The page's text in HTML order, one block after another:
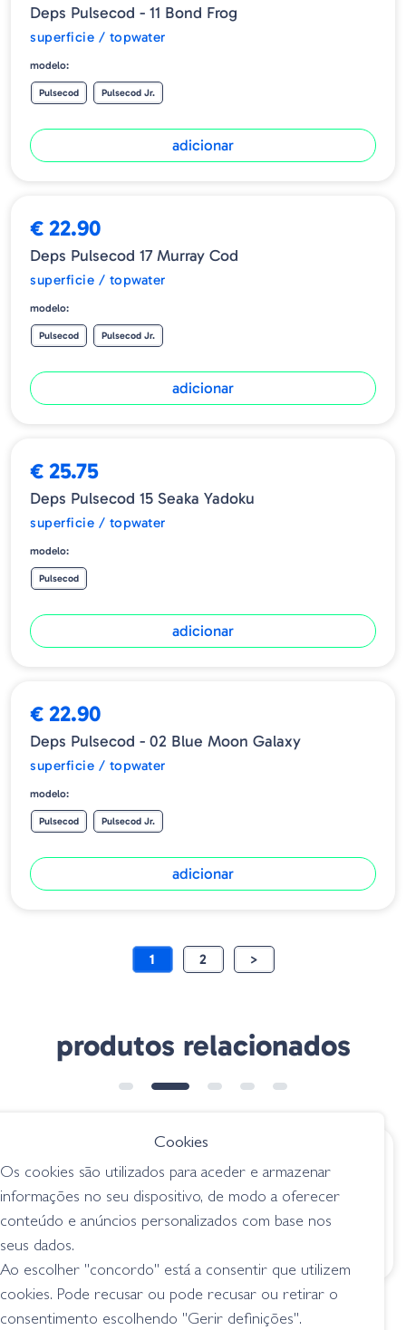
Deps Pulsecod - 11 Bond Frog
superficie / topwater
modelo:
Pulsecod Pulsecod Jr.
adicionar
€ 22.90
Deps Pulsecod 17 Murray Cod
superficie / topwater
modelo:
Pulsecod Pulsecod Jr.
adicionar
€ 25.75
Deps Pulsecod 15 Seaka Yadoku
superficie / topwater
modelo:
Pulsecod
adicionar
€ 22.90
Deps Pulsecod - 02 Blue Moon Galaxy
superficie / topwater
modelo:
Pulsecod Pulsecod Jr.
adicionar
1 2 >
produtos relacionados
€ 22.25
Evergreen Prop
Magic 95 - 265
Stealth Shad
superficie / topwater
Heddon Zara Puppy
- Natural Leopard
Frog
Cookies
Os cookies são utilizados para aceder e armazenar
informações no seu dispositivo, de modo a oferecer
conteúdo e anúncios personalizados com base nos
seus dados.
Ao escolher "concordo" está a consentir que utilizem
cookies. Pode recusar ou pode recusar ou retirar o
consentimento escolhendo "Gerir definições".